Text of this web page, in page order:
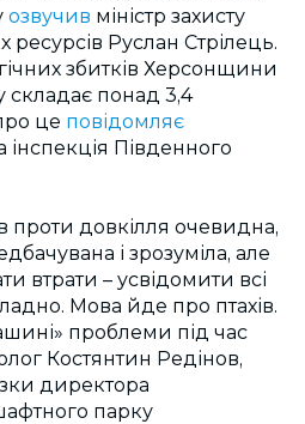
озвучив міністр захисту
ресурсів Руслан Стрілець.
збитків Херсонщини
складає понад 3,4
це повідомляє
Південного
проти довкілля очевидна,
і зрозуміла, але
втрати – усвідомити всі
Мова йде про птахів.
проблеми під час
Костянтин Редінов,
директора
парку